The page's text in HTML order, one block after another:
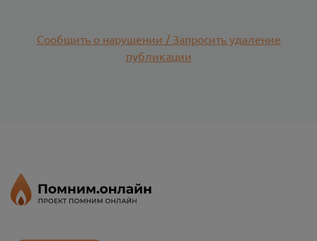
Сообщить о нарушении / Запросить удаление
публикации